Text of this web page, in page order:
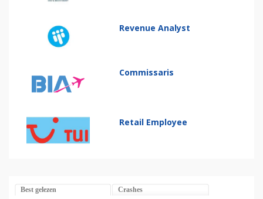
Revenue Analyst
Commissaris
Retail Employee
Best gelezen Crashes